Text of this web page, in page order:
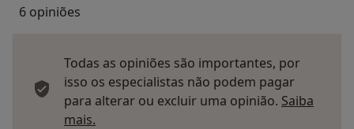
6 opiniões
Todas as opiniões são importantes, por
isso os especialistas não podem pagar
para alterar ou excluir uma opinião. Saiba
mais.